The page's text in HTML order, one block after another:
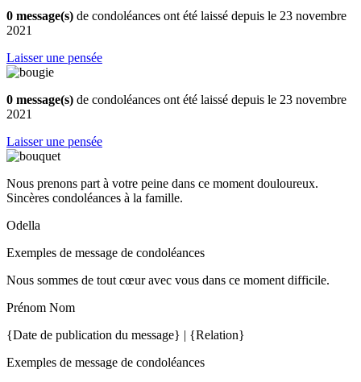
0 message(s) de condoléances ont été laissé depuis le 23 novembre
2021
Laisser une pensée
0 message(s) de condoléances ont été laissé depuis le 23 novembre
2021
Laisser une pensée
Nous prenons part à votre peine dans ce moment douloureux.
Sincères condoléances à la famille.
Odella
Exemples de message de condoléances
Nous sommes de tout cœur avec vous dans ce moment difficile.
Prénom Nom
{Date de publication du message} | {Relation}
Exemples de message de condoléances